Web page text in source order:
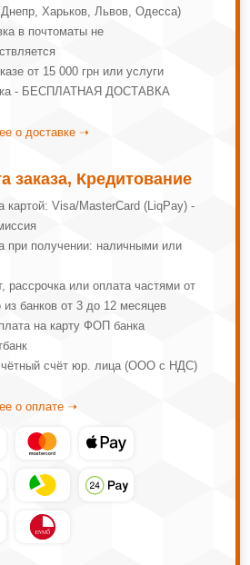
Харьков, Львов, Одесса)
в почтоматы не
от 15 000 грн или услуги
- БЕСПЛАТНАЯ ДОСТАВКА
о доставке ➝
заказа, Кредитование
картой: Visa/MasterCard (LiqPay) -
при получении: наличными или
рассрочка или оплата частями от
из банков от 3 до 12 месяцев
на карту ФОП банка
счёт юр. лица (ООО с НДС)
о оплате ➝